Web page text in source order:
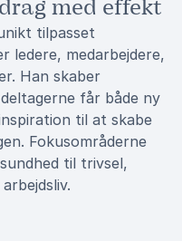
med effekt
tilpasset
ledere, medarbejdere,
Han skaber
får både ny
til at skabe
Fokusområderne
til trivsel,